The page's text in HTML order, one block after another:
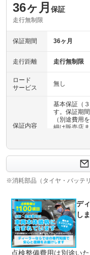
36ヶ月 保証
走行無制限
保証期間 36ヶ月
走行距離 走行無制限
ロード
サービス
無し
保証内容
基本保証（
す。保証期
（別途費用
細は販売店
ボデー内外
等を除く部
上限金額
車両本体価格
保証修理は
なります。
ができません
無し
※消耗部品（タイヤ・バッテ
デ
し
点検整備費用は別途い